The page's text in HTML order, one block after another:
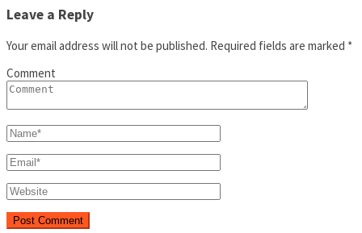
Leave a Reply
Your email address will not be published. Required fields are marked *
Comment